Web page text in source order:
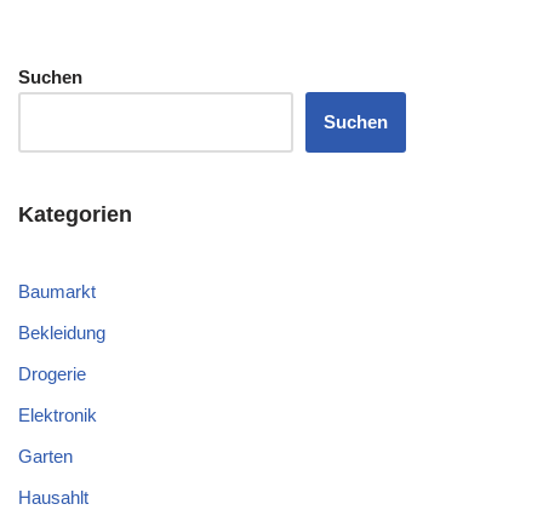
Suchen
Suchen
Kategorien
Baumarkt
Bekleidung
Drogerie
Elektronik
Garten
Hausahlt